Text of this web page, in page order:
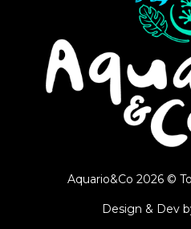
Aquario&Co 2026 ©
Design & Dev